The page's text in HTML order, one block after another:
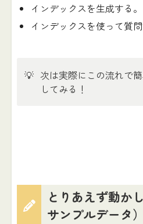
インデックスを生成する。
インデックスを使って質問
💡 次は実際にこの流れで
してみる！
とりあえず動か
サンプルデータ）